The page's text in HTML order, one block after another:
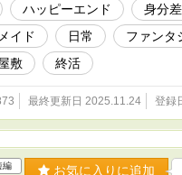
とりぼっちなのでした。 この作品
。
ハッピーエンド
身分差
メイド 日常
ファンタ
敷 終活
最終更新日 2025.11.24 登録
編 お気に入りに追加